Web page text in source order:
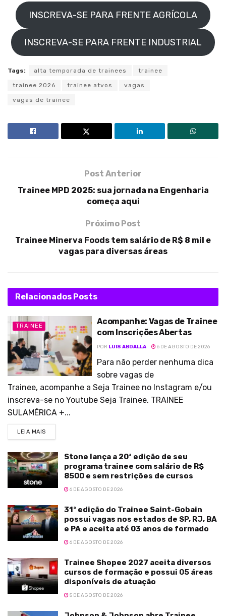
INSCREVA-SE PARA FRENTE AGRÍCOLA
INSCREVA-SE PARA FRENTE INDUSTRIAL
Tags: alta temporada de trainees trainee
trainee 2026 trainee atvos vagas
vagas de trainee
Post Anterior
Trainee MPD 2025: sua jornada na Engenharia
começa aqui
Próximo Post
Trainee Minerva Foods tem salário de R$ 8 mil e
vagas para diversas áreas
Relacionados Posts
TRAINEE
Acompanhe: Vagas de Trainee
com Inscrições Abertas
POR LUIS ABDALLA 6 DE AGOSTO DE 2026
Para não perder nenhuma dica
sobre vagas de
Trainee, acompanhe a Seja Trainee no Instagram e/ou
inscreva-se no Youtube Seja Trainee. TRAINEE
SULAMÉRICA +...
LEIA MAIS
Stone lança a 20ª edição de seu
programa trainee com salário de R$
8500 e sem restrições de cursos
6 DE AGOSTO DE 2026
31ª edição do Trainee Saint-Gobain
possui vagas nos estados de SP, RJ, BA
e PA e aceita até 03 anos de formado
6 DE AGOSTO DE 2026
Trainee Shopee 2027 aceita diversos
cursos de formação e possui 05 áreas
disponíveis de atuação
5 DE AGOSTO DE 2026